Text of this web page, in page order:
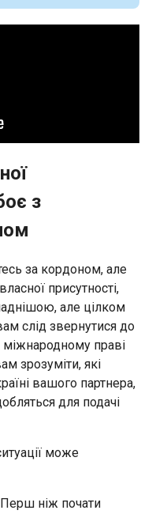
з
за кордоном, але
присутності,
але цілком
слід звернутися до
міжнародному праві
зрозуміти, які
вашого партнера,
для подачі
може
ніж почати